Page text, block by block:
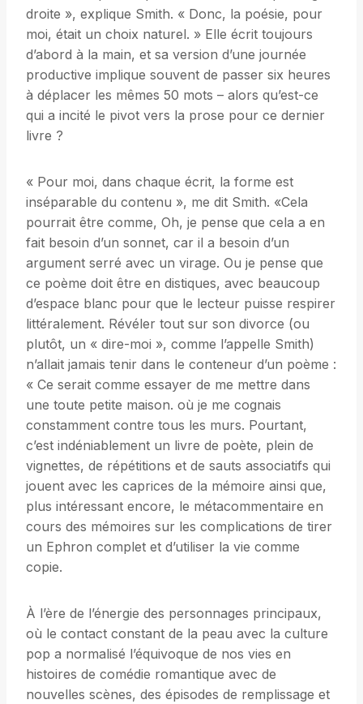
droite », explique Smith. « Donc, la poésie, pour
moi, était un choix naturel. » Elle écrit toujours
d’abord à la main, et sa version d’une journée
productive implique souvent de passer six heures
à déplacer les mêmes 50 mots – alors qu’est-ce
qui a incité le pivot vers la prose pour ce dernier
livre ?
« Pour moi, dans chaque écrit, la forme est
inséparable du contenu », me dit Smith. «Cela
pourrait être comme, Oh, je pense que cela a en
fait besoin d’un sonnet, car il a besoin d’un
argument serré avec un virage. Ou je pense que
ce poème doit être en distiques, avec beaucoup
d’espace blanc pour que le lecteur puisse respirer
littéralement. Révéler tout sur son divorce (ou
plutôt, un « dire-moi », comme l’appelle Smith)
n’allait jamais tenir dans le conteneur d’un poème :
« Ce serait comme essayer de me mettre dans
une toute petite maison. où je me cognais
constamment contre tous les murs. Pourtant,
c’est indéniablement un livre de poète, plein de
vignettes, de répétitions et de sauts associatifs qui
jouent avec les caprices de la mémoire ainsi que,
plus intéressant encore, le métacommentaire en
cours des mémoires sur les complications de tirer
un Ephron complet et d’utiliser la vie comme
copie.
À l’ère de l’énergie des personnages principaux,
où le contact constant de la peau avec la culture
pop a normalisé l’équivoque de nos vies en
histoires de comédie romantique avec de
nouvelles scènes, des épisodes de remplissage et